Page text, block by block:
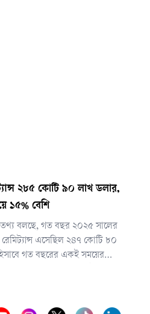
২৮৫ কোটি ৯০ লাখ ডলার,
১৫% বেশি
তথ্য বলছে, গত বছর ২০২৫ সালের
এসেছিল ২৪৭ কোটি ৮০
গত বছরের একই সময়ের
দশমিক ৪ শতাংশ বেশি।